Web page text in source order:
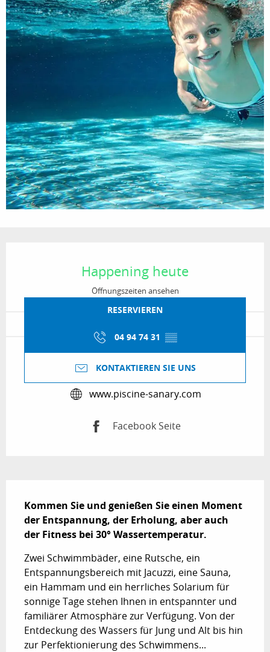
Happening heute
Öffnungszeiten ansehen
RESERVIEREN
04 94 74 31 ▒▒
KONTAKTIEREN SIE UNS
www.piscine-sanary.com
Facebook Seite
Kommen Sie und genießen Sie einen Moment
der Entspannung, der Erholung, aber auch
der Fitness bei 30° Wassertemperatur.
Zwei Schwimmbäder, eine Rutsche, ein
Entspannungsbereich mit Jacuzzi, eine Sauna,
ein Hammam und ein herrliches Solarium für
sonnige Tage stehen Ihnen in entspannter und
familiärer Atmosphäre zur Verfügung. Von der
Entdeckung des Wassers für Jung und Alt bis hin
zur Perfektionierung des Schwimmens...